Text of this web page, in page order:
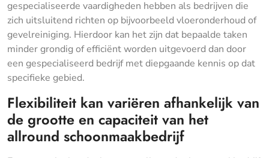
gespecialiseerde vaardigheden hebben als bedrijven die
zich uitsluitend richten op bijvoorbeeld vloeronderhoud of
gevelreiniging. Hierdoor kan het zijn dat bepaalde taken
minder grondig of efficiënt worden uitgevoerd dan door
een gespecialiseerd bedrijf met diepgaande kennis op dat
specifieke gebied.
Flexibiliteit kan variëren afhankelijk van
de grootte en capaciteit van het
allround schoonmaakbedrijf